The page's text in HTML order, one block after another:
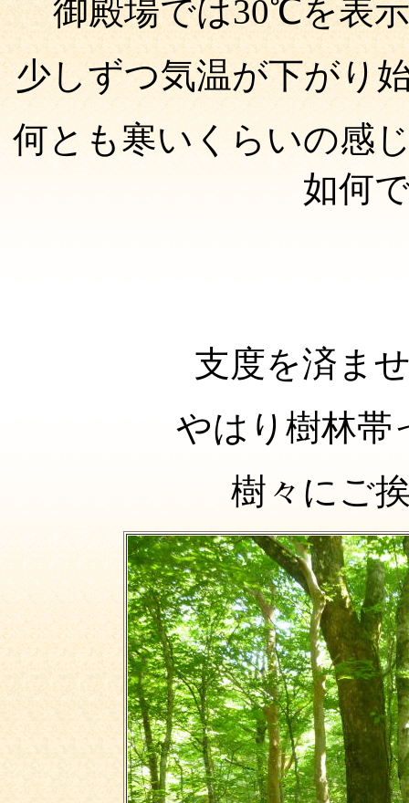
御殿場では30℃を表
少しずつ気温が下がり
何とも寒いくらいの感
如何
支度を済ま
やはり樹林帯
樹々にご